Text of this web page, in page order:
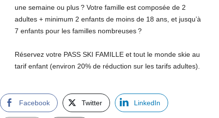
une semaine ou plus ? Votre famille est composée de 2
adultes + minimum 2 enfants de moins de 18 ans, et jusqu’à
7 enfants pour les familles nombreuses ?
Réservez votre PASS SKI FAMILLE et tout le monde skie au
tarif enfant (environ 20% de réduction sur les tarifs adultes).
Facebook Twitter LinkedIn